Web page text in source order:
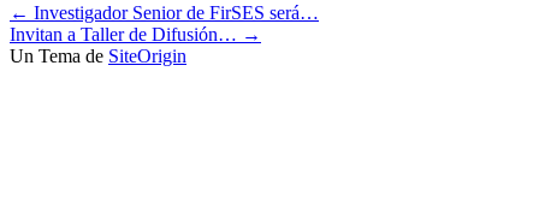
← Investigador Senior de FirSES será…
Invitan a Taller de Difusión… →
Un Tema de SiteOrigin